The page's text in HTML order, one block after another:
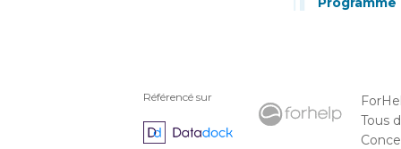
Référencé sur
Tous